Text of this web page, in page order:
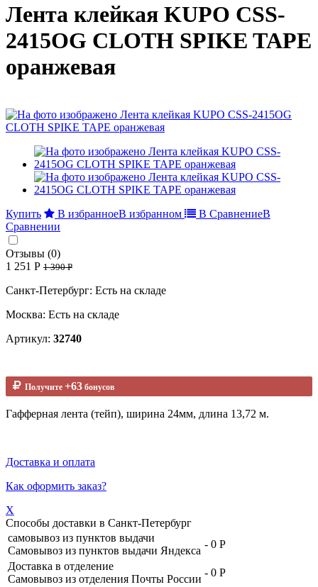
Лента клейкая KUPO CSS-
2415OG CLOTH SPIKE TAPE
оранжевая
Купить В избранноеВ избранном В СравнениеВ
Сравнении
Отзывы (0)
1 251 Р 1 390 Р
Санкт-Петербург: Есть на складе
Москва: Есть на складе
Артикул: 32740
Получите +63 бонусов
Гафферная лента (тейп), ширина 24мм, длина 13,72 м.
Доставка и оплата
Как оформить заказ?
X
Способы доставки в Санкт-Петербург
самовывоз из пунктов выдачи
Самовывоз из пунктов выдачи Яндекса
- 0 Р
Доставка в отделение
Самовывоз из отделения Почты России
- 0 Р